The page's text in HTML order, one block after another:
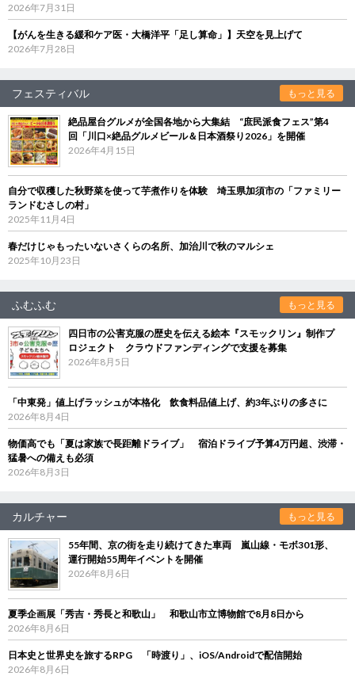
2026年7月31日
【がんを生きる緩和ケア医・大橋洋平「足し算命」】天空を見上げて
2026年7月28日
フェスティバル もっと見る
絶品屋台グルメが全国各地から大集結 “庶民派食フェス”第4
回「川口×絶品グルメビール＆日本酒祭り2026」を開催
2026年4月15日
自分で収穫した秋野菜を使って芋煮作りを体験 埼玉県加須市の「ファミリー
ランドむさしの村」
2025年11月4日
春だけじゃもったいないさくらの名所、加治川で秋のマルシェ
2025年10月23日
ふむふむ もっと見る
四日市の公害克服の歴史を伝える絵本『スモックリン』制作プ
ロジェクト クラウドファンディングで支援を募集
2026年8月5日
「中東発」値上げラッシュが本格化 飲食料品値上げ、約3年ぶりの多さに
2026年8月4日
物価高でも「夏は家族で長距離ドライブ」 宿泊ドライブ予算4万円超、渋滞・
猛暑への備えも必須
2026年8月3日
カルチャー もっと見る
55年間、京の街を走り続けてきた車両 嵐山線・モボ301形、
運行開始55周年イベントを開催
2026年8月6日
夏季企画展「秀吉・秀長と和歌山」 和歌山市立博物館で8月8日から
2026年8月6日
日本史と世界史を旅するRPG 「時渡り」、iOS/Androidで配信開始
2026年8月6日